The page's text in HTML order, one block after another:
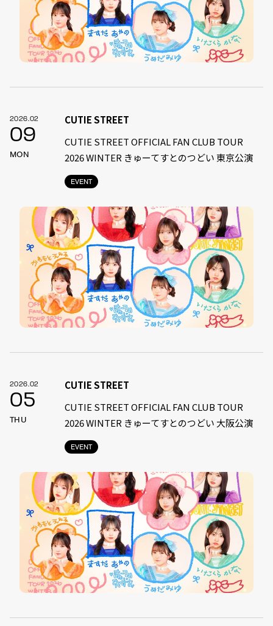
2026.02
09
MON
EVENT
CUTIE STREET
CUTIE STREET OFFICIAL FAN CLUB TOUR
2026 WINTER きゅーてすとのつどい 東京公演
2026.02
05
THU
EVENT
CUTIE STREET
CUTIE STREET OFFICIAL FAN CLUB TOUR
2026 WINTER きゅーてすとのつどい 大阪公演